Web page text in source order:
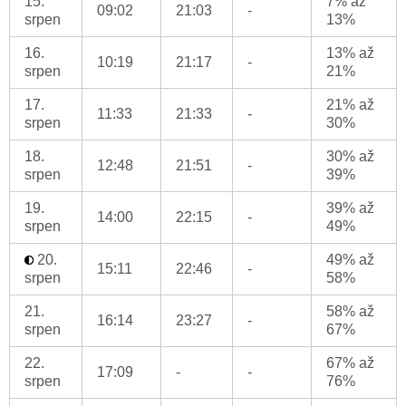
srpen
09:02 21:03 -
13%
16.
srpen
10:19 21:17 -
13% až
21%
17.
srpen
11:33 21:33 -
21% až
30%
18.
srpen
12:48 21:51 -
30% až
39%
19.
srpen
14:00 22:15 -
39% až
49%
20.
srpen
15:11 22:46 -
49% až
58%
21.
srpen
16:14 23:27 -
58% až
67%
22.
srpen
17:09 - -
67% až
76%